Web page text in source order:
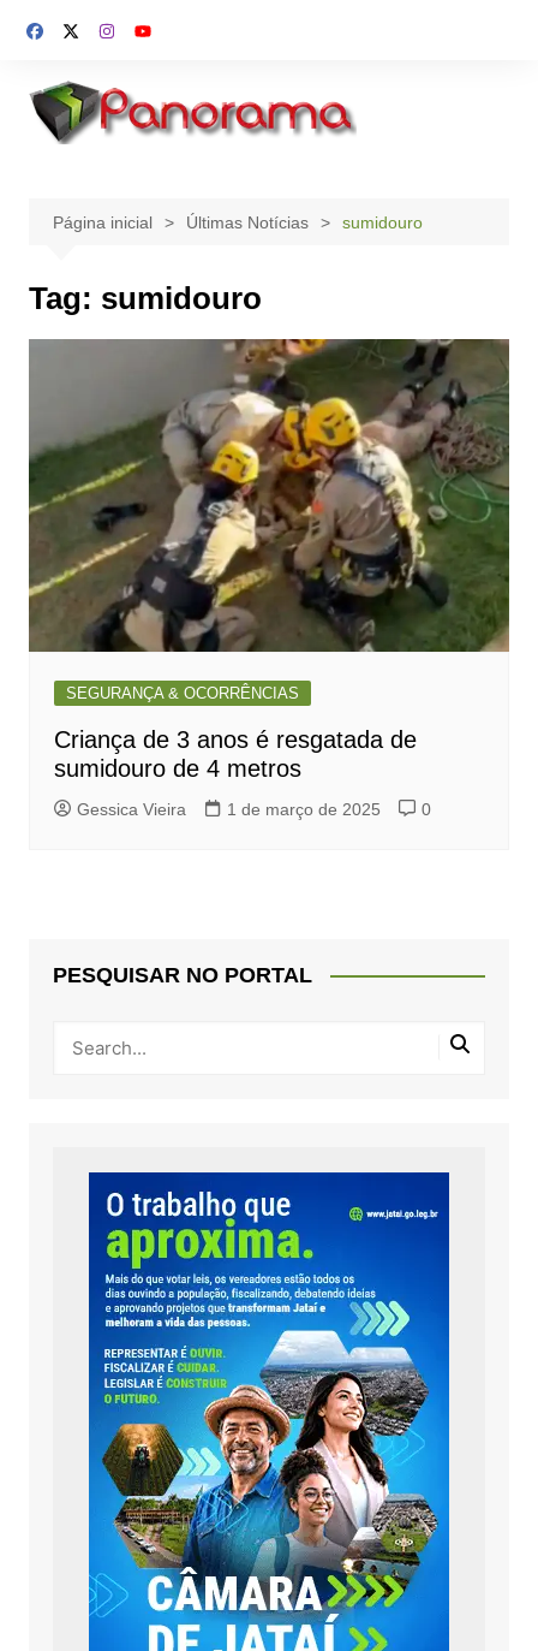
para
conteúdo
Página inicial Últimas Notícias sumidouro
Tag: sumidouro
SEGURANÇA & OCORRÊNCIAS
Criança de 3 anos é resgatada de
sumidouro de 4 metros
Gessica Vieira 1 de março de 2025 0
PESQUISAR NO PORTAL